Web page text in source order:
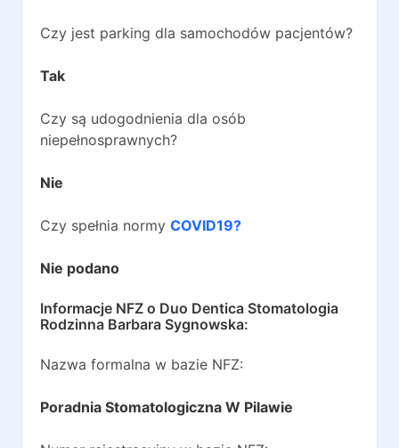
Czy jest parking dla samochodów pacjentów?
Tak
Czy są udogodnienia dla osób
niepełnosprawnych?
Nie
Czy spełnia normy COVID19?
Nie podano
Informacje NFZ o Duo Dentica Stomatologia
Rodzinna Barbara Sygnowska:
Nazwa formalna w bazie NFZ:
Poradnia Stomatologiczna W Pilawie